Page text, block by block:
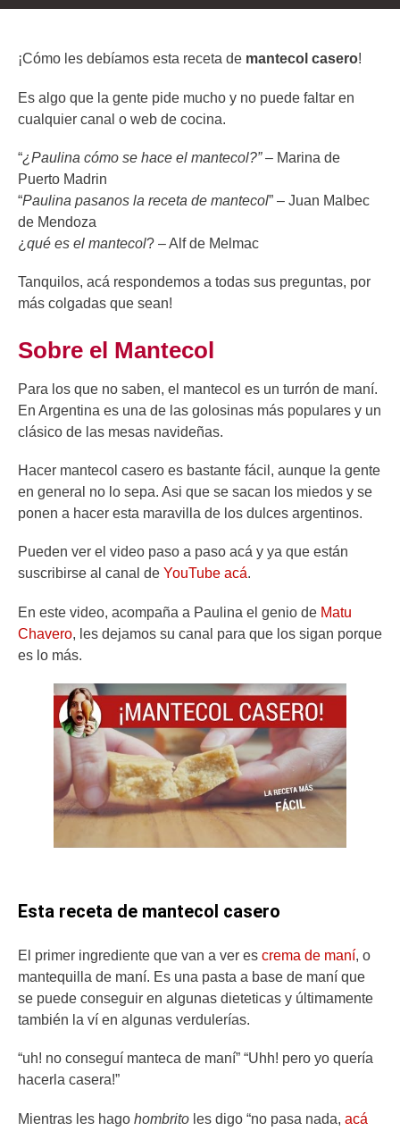
¡Cómo les debíamos esta receta de mantecol casero!
Es algo que la gente pide mucho y no puede faltar en
cualquier canal o web de cocina.
“¿Paulina cómo se hace el mantecol?” – Marina de
Puerto Madrin
“Paulina pasanos la receta de mantecol” – Juan Malbec
de Mendoza
¿ qué es el mantecol? – Alf de Melmac
Tanquilos, acá respondemos a todas sus preguntas, por
más colgadas que sean!
Sobre el Mantecol
Para los que no saben, el mantecol es un turrón de maní.
En Argentina es una de las golosinas más populares y un
clásico de las mesas navideñas.
Hacer mantecol casero es bastante fácil, aunque la gente
en general no lo sepa. Asi que se sacan los miedos y se
ponen a hacer esta maravilla de los dulces argentinos.
Pueden ver el video paso a paso acá y ya que están
suscribirse al canal de YouTube acá.
En este video, acompaña a Paulina el genio de Matu
Chavero, les dejamos su canal para que los sigan porque
es lo más.
Esta receta de mantecol casero
El primer ingrediente que van a ver es crema de maní, o
mantequilla de maní. Es una pasta a base de maní que
se puede conseguir en algunas dieteticas y últimamente
también la ví en algunas verdulerías.
“uh! no conseguí manteca de maní” “Uhh! pero yo quería
hacerla casera!”
Mientras les hago hombrito les digo “no pasa nada, acá